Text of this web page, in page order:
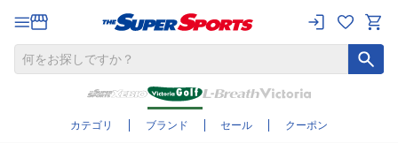
カテゴリ ブランド セール クーポン
さらに絞り込む